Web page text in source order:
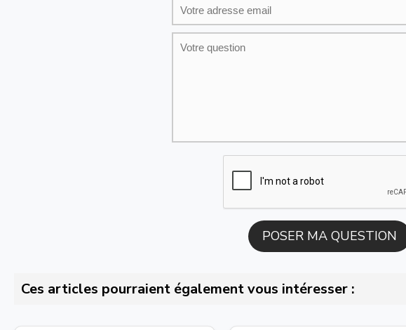
Ces articles pourraient également vous intéresser :